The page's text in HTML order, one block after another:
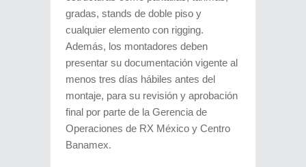
gradas, stands de doble piso y
cualquier elemento con rigging.
Además, los montadores deben
presentar su documentación vigente al
menos tres días hábiles antes del
montaje, para su revisión y aprobación
final por parte de la Gerencia de
Operaciones de RX México y Centro
Banamex.